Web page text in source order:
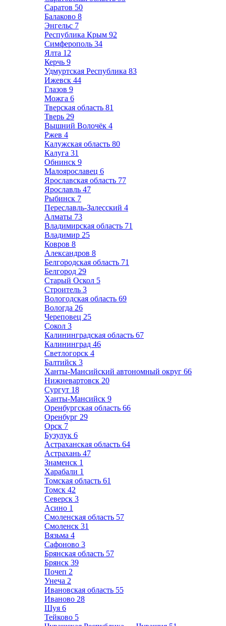
Саратов 50
Балаково 8
Энгельс 7
Республика Крым 92
Симферополь 34
Ялта 12
Керчь 9
Удмуртская Республика 83
Ижевск 44
Глазов 9
Можга 6
Тверская область 81
Тверь 29
Вышний Волочёк 4
Ржев 4
Калужская область 80
Калуга 31
Обнинск 9
Малоярославец 6
Ярославская область 77
Ярославль 47
Рыбинск 7
Переславль-Залесский 4
Алматы 73
Владимирская область 71
Владимир 25
Ковров 8
Александров 8
Белгородская область 71
Белгород 29
Старый Оскол 5
Строитель 3
Вологодская область 69
Вологда 26
Череповец 25
Сокол 3
Калининградская область 67
Калининград 46
Светлогорск 4
Балтийск 3
Ханты-Мансийский автономный округ 66
Нижневартовск 20
Сургут 18
Ханты-Мансийск 9
Оренбургская область 66
Оренбург 29
Орск 7
Бузулук 6
Астраханская область 64
Астрахань 47
Знаменск 1
Харабали 1
Томская область 61
Томск 42
Северск 3
Асино 1
Смоленская область 57
Смоленск 31
Вязьма 4
Сафоново 3
Брянская область 57
Брянск 39
Почеп 2
Унеча 2
Ивановская область 55
Иваново 28
Шуя 6
Тейково 5